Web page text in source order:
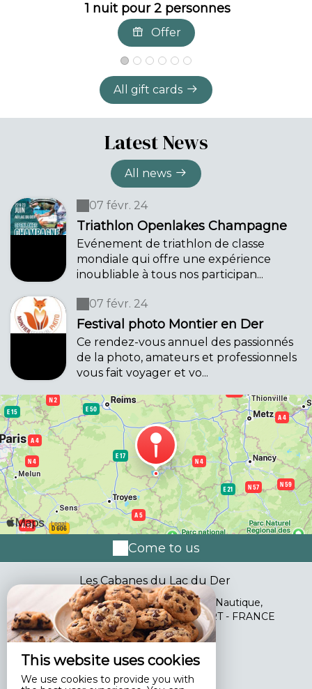
This website uses cookies
We use cookies to provide you with
1 nuit pour 2 personnes
Offer
All gift cards
Latest News
All news
07 févr. 24
Triathlon Openlakes Champagne
Evénement de triathlon de classe
mondiale qui offre une expérience
inoubliable à tous nos participan...
07 févr. 24
Festival photo Montier en Der
Ce rendez-vous annuel des passionnés
de la photo, amateurs et professionnels
vous fait voyager et vo...
Come to us
Les Cabanes du Lac du Der
3 Bis Chemin Des Fontaines Station Nautique,
51290 GIFFAUMONT CHAMPAUBERT - FRANCE
+33 6 07 59 02 42
Contact by mail